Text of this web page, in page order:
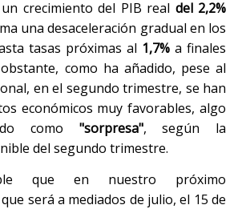
crecimiento del PIB real del 2,2%
una desaceleración gradual en los
tasas próximas al 1,7% a finales
como ha añadido, pese al
en el segundo trimestre, se han
económicos muy favorables, algo
como "sorpresa", según la
del segundo trimestre.
que en nuestro próximo
será a mediados de julio, el 15 de